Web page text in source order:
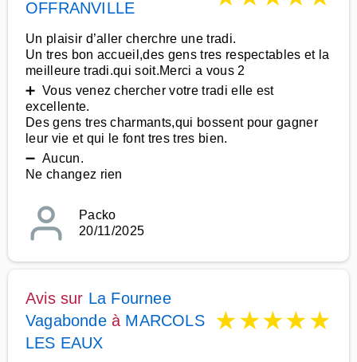
OFFRANVILLE
Un plaisir d’aller cherchre une tradi.
Un tres bon accueil,des gens tres respectables et la
meilleure tradi.qui soit.Merci a vous 2
➕ Vous venez chercher votre tradi elle est
excellente.
Des gens tres charmants,qui bossent pour gagner
leur vie et qui le font tres tres bien.
➖ Aucun.
Ne changez rien
Packo
20/11/2025
Avis sur La Fournee
Vagabondeà MARCOLS
LES EAUX
★★★★★